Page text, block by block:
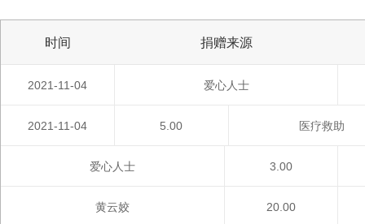
时间 捐赠来源
2021-11-04 爱心人士
2021-11-04 5.00 医疗救助
爱心人士 3.00
黄云姣 20.00